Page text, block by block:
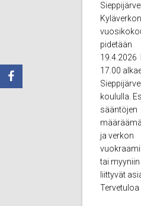
Kyläverkon
pidetään
19.4.2026
17.00
koululla.
sääntöjen
ja verkon
tai myyniin
liittyvät
Tervetuloa